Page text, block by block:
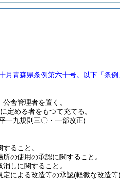
月青森県条例第六十号。以下「条
舎管理者を置く。
に定める者をもつて充てる。
一九規則三〇・一部改正)
ること。
の使用の承認に関すること。
しに関すること。
定による改造等の承認(軽微な改造